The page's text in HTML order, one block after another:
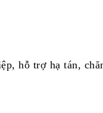
hỗ trợ hạ tán,